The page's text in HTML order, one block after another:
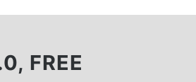
FREE